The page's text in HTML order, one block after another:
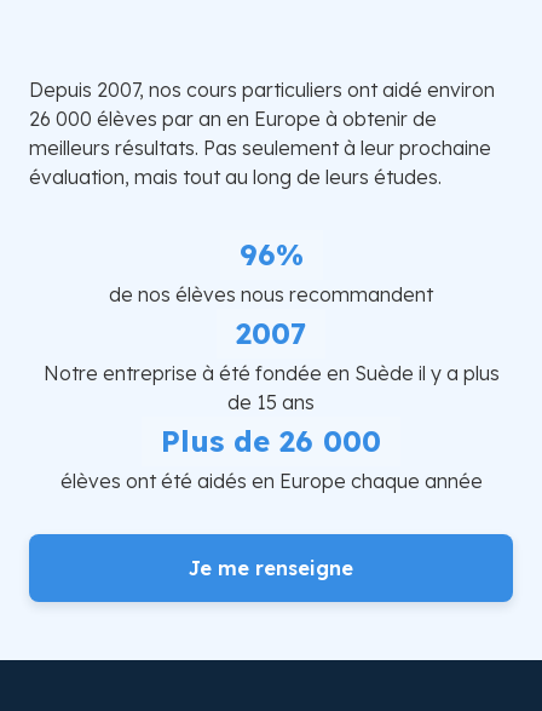
Depuis 2007, nos cours particuliers ont aidé environ
26 000 élèves par an en Europe à obtenir de
meilleurs résultats. Pas seulement à leur prochaine
évaluation, mais tout au long de leurs études.
96%
de nos élèves nous recommandent
2007
Notre entreprise à été fondée en Suède il y a plus
de 15 ans
Plus de 26 000
élèves ont été aidés en Europe chaque année
Je me renseigne